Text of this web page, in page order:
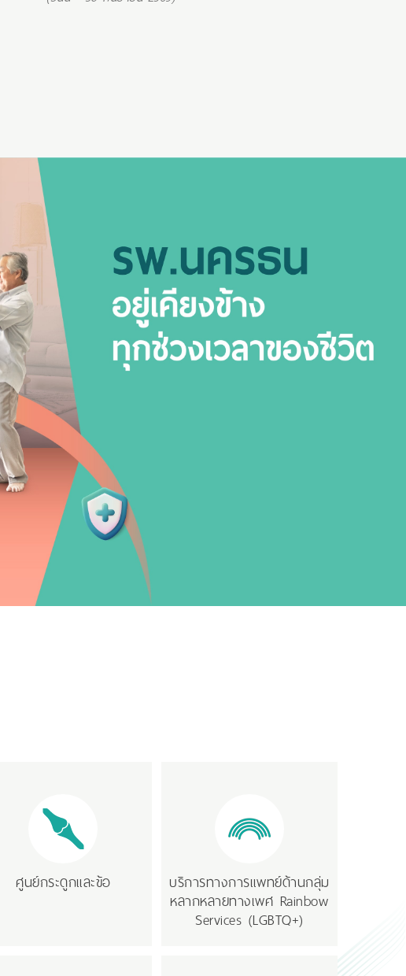
ศูนย์กระดูกและข้อ บริการทางการแพทย์ด้านกลุ่ม
หลากหลายทางเพศ Rainbow
Services (LGBTQ+)